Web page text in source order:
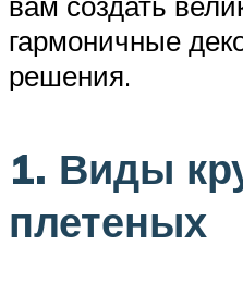
гармоничные
решения.
1. Виды
плетеных